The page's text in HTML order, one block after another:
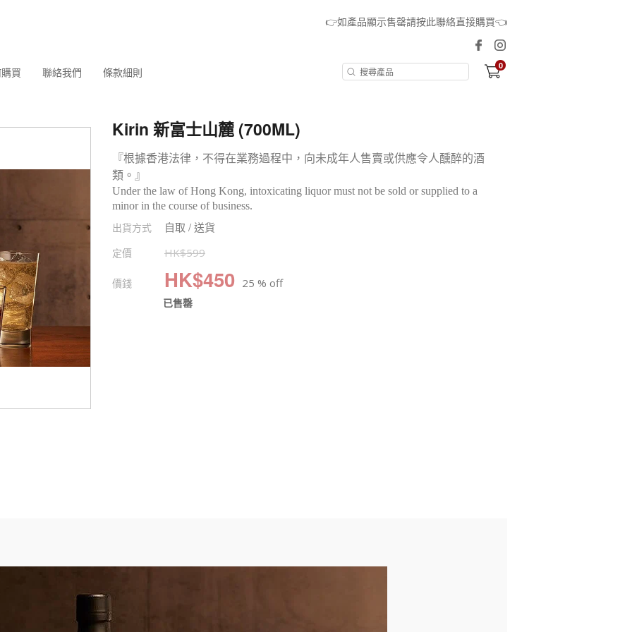
👉如產品顯示售罄請按此聯絡直接購買👈
買 聯絡我們 條款細則 0
Kirin 新富士山麓 (700ML)
『根據香港法律，不得在業務過程中，向未成年人售賣或供應令人醺醉的酒
類。』
Under the law of Hong Kong, intoxicating liquor must not be sold or supplied to a
minor in the course of business.
出貨方式 自取 / 送貨
定價 HK$599
價錢 HK$450 25 % off
已售罄